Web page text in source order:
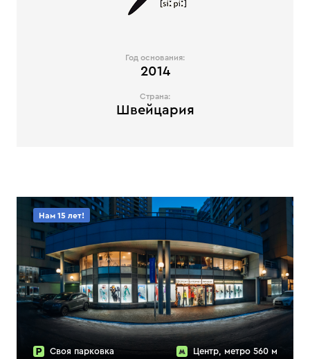
Год основания:
2014
Страна:
Швейцария
Нам 15 лет!
Своя парковка Центр, метро 560 м